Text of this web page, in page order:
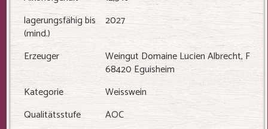
lagerungsfähig bis
(mind.)
2027
Erzeuger
Weingut Domaine Lucien Albrecht, F
68420 Eguisheim
Kategorie
Weisswein
Qualitätsstufe
AOC